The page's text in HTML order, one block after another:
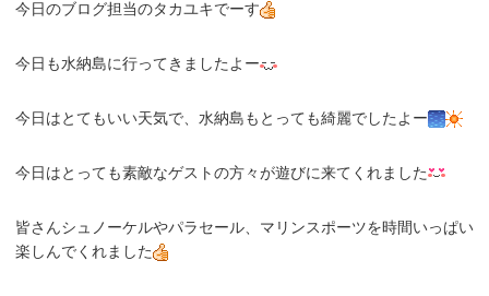
今日のブログ担当のタカユキでーす
今日も水納島に行ってきましたよー
今日はとてもいい天気で、水納島もとっても綺麗でしたよー
今日はとっても素敵なゲストの方々が遊びに来てくれました
皆さんシュノーケルやパラセール、マリンスポーツを時間いっぱい
楽しんでくれました